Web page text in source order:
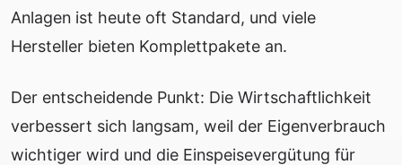
Anlagen ist heute oft Standard, und viele
Hersteller bieten Komplettpakete an.
Der entscheidende Punkt: Die Wirtschaftlichkeit
verbessert sich langsam, weil der Eigenverbrauch
wichtiger wird und die Einspeisevergütung für